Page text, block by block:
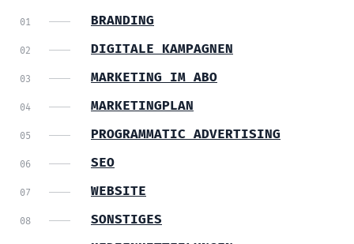
BRANDING
DIGITALE KAMPAGNEN
MARKETING IM ABO
MARKETINGPLAN
PROGRAMMATIC ADVERTISING
SEO
WEBSITE
SONSTIGES